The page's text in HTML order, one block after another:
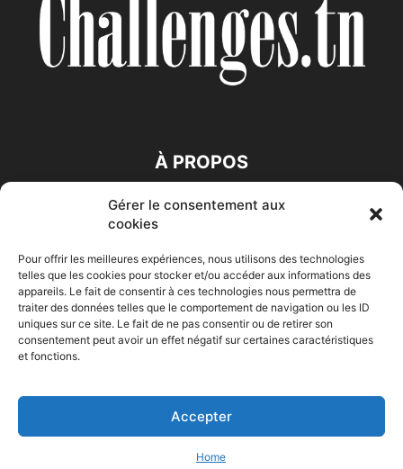
Gérer le consentement aux
cookies
Pour offrir les meilleures expériences, nous utilisons des technologies
telles que les cookies pour stocker et/ou accéder aux informations des
appareils. Le fait de consentir à ces technologies nous permettra de
traiter des données telles que le comportement de navigation ou les ID
uniques sur ce site. Le fait de ne pas consentir ou de retirer son
consentement peut avoir un effet négatif sur certaines caractéristiques
et fonctions.
Accepter
Home
À PROPOS
SUIVEZ NOUS
Accueil Economie Entreprises Entrepreneur Afrique
HIGH-TECH Auto-Moto
© Challenges.tn By AAKOM.DIGITAL